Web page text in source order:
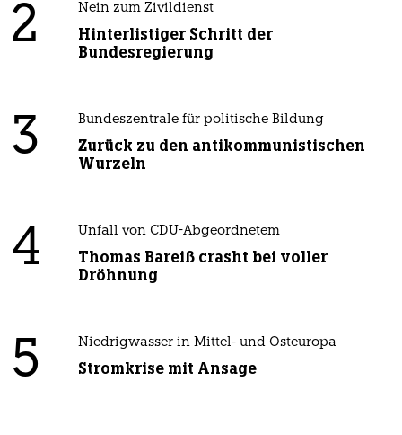
2 Nein zum Zivildienst
Hinterlistiger Schritt der
Bundesregierung
3 Bundeszentrale für politische Bildung
Zurück zu den antikommunistischen
Wurzeln
4 Unfall von CDU-Abgeordnetem
Thomas Bareiß crasht bei voller
Dröhnung
5 Niedrigwasser in Mittel- und Osteuropa
Stromkrise mit Ansage